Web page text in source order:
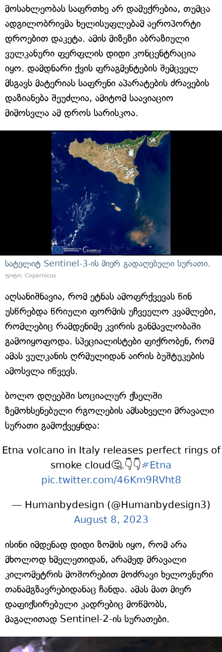
მოსახლეობას საფრთხე არ დამუქრებია, თუმცა
ადგილობრივმა ხელისუფლებამ აეროპორტი
დროებით დაკეტა. ამის მიზეზი აბრაზიული
ვულკანური ფერფლის დიდი კონცენტრაცია
იყო. დამდნარი ქვის ფრაგმენტების შემცველ
მსგავს მატერიას საფრენი აპარატების ძრავების
დაზიანება შეუძლია, ამიტომ საავიაციო
მიმოსვლა ამ დროს სარისკოა.
სატელიტ Sentinel-3-ის მიერ გადაღებული სურათი.
ფოტო: Copernicus
აღსანიშნავია, რომ ეტნას ამოფრქვევას წინ
უსწრებდა წრიული ფორმის უჩვეულო კვამლები,
რომლებიც რამდენიმე კვირის განმავლობაში
გამოიყოფოდა. სპეციალისტები ფიქრობენ, რომ
ამას ვულკანის ღრმულიდან აირის ბუშტუკების
ამოსვლა იწვევს.
ბოლო დღეებში სოციალურ ქსელში
ზემოხსენებული რგოლების ამსახველი მრავალი
სურათი გამოქვეყნდა:
Etna volcano in Italy releases perfect rings of
smoke cloud🤔.👇👇#Etna
pic.twitter.com/46Km9RVht8
— Humanbydesign (@Humanbydesign3)
August 8, 2023
ისინი იმდენად დიდი ზომის იყო, რომ არა
მხოლოდ ხმელეთიდან, არამედ მრავალი
კილომეტრის მოშორებით მოძრავი ხელოვნური
თანამგზავრებიდანაც ჩანდა. ამას მათ მიერ
დაფიქსირებული კადრებიც მოწმობს,
მაგალითად Sentinel-2-ის სურათები.